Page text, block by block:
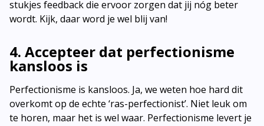
stukjes feedback die ervoor zorgen dat jij nóg beter
wordt. Kijk, daar word je wel blij van!
4. Accepteer dat perfectionisme
kansloos is
Perfectionisme is kansloos. Ja, we weten hoe hard dit
overkomt op de echte ‘ras-perfectionist’. Niet leuk om
te horen, maar het is wel waar. Perfectionisme levert je